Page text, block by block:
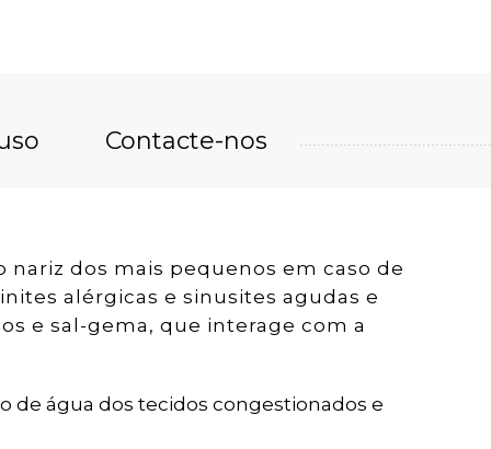
Contacte-nos
dos mais pequenos em caso de
alérgicas e sinusites agudas e
e sal-gema, que interage com a
de água dos tecidos congestionados e